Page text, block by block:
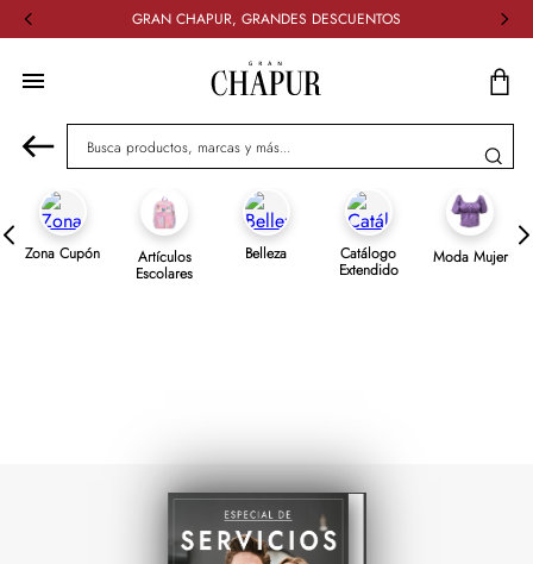
GRAN CHAPUR, GRANDES DESCUENTOS
Busca productos, marcas y más...
Zona Cupón Artículos
Escolares
Belleza Catálogo
Extendido
Moda Mujer